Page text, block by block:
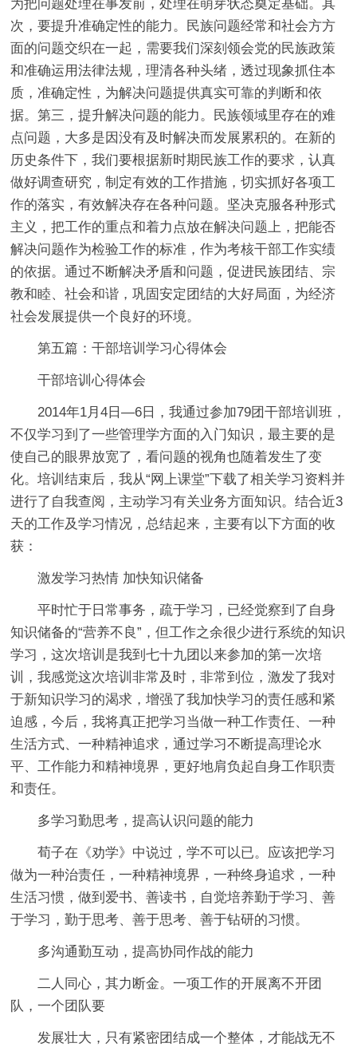
为把问题处理在事发前，处理在萌芽状态奠定基础。其
次，要提升准确定性的能力。民族问题经常和社会方方
面的问题交织在一起，需要我们深刻领会党的民族政策
和准确运用法律法规，理清各种头绪，透过现象抓住本
质，准确定性，为解决问题提供真实可靠的判断和依
据。第三，提升解决问题的能力。民族领域里存在的难
点问题，大多是因没有及时解决而发展累积的。在新的
历史条件下，我们要根据新时期民族工作的要求，认真
做好调查研究，制定有效的工作措施，切实抓好各项工
作的落实，有效解决存在各种问题。坚决克服各种形式
主义，把工作的重点和着力点放在解决问题上，把能否
解决问题作为检验工作的标准，作为考核干部工作实绩
的依据。通过不断解决矛盾和问题，促进民族团结、宗
教和睦、社会和谐，巩固安定团结的大好局面，为经济
社会发展提供一个良好的环境。
第五篇：干部培训学习心得体会
干部培训心得体会
2014年1月4日—6日，我通过参加79团干部培训班，
不仅学习到了一些管理学方面的入门知识，最主要的是
使自己的眼界放宽了，看问题的视角也随着发生了变
化。培训结束后，我从“网上课堂”下载了相关学习资料并
进行了自我查阅，主动学习有关业务方面知识。结合近3
天的工作及学习情况，总结起来，主要有以下方面的收
获：
激发学习热情 加快知识储备
平时忙于日常事务，疏于学习，已经觉察到了自身
知识储备的“营养不良”，但工作之余很少进行系统的知识
学习，这次培训是我到七十九团以来参加的第一次培
训，我感觉这次培训非常及时，非常到位，激发了我对
于新知识学习的渴求，增强了我加快学习的责任感和紧
迫感，今后，我将真正把学习当做一种工作责任、一种
生活方式、一种精神追求，通过学习不断提高理论水
平、工作能力和精神境界，更好地肩负起自身工作职责
和责任。
多学习勤思考，提高认识问题的能力
荀子在《劝学》中说过，学不可以已。应该把学习
做为一种治责任，一种精神境界，一种终身追求，一种
生活习惯，做到爱书、善读书，自觉培养勤于学习、善
于学习，勤于思考、善于思考、善于钻研的习惯。
多沟通勤互动，提高协同作战的能力
二人同心，其力断金。一项工作的开展离不开团
队，一个团队要
发展壮大，只有紧密团结成一个整体，才能战无不